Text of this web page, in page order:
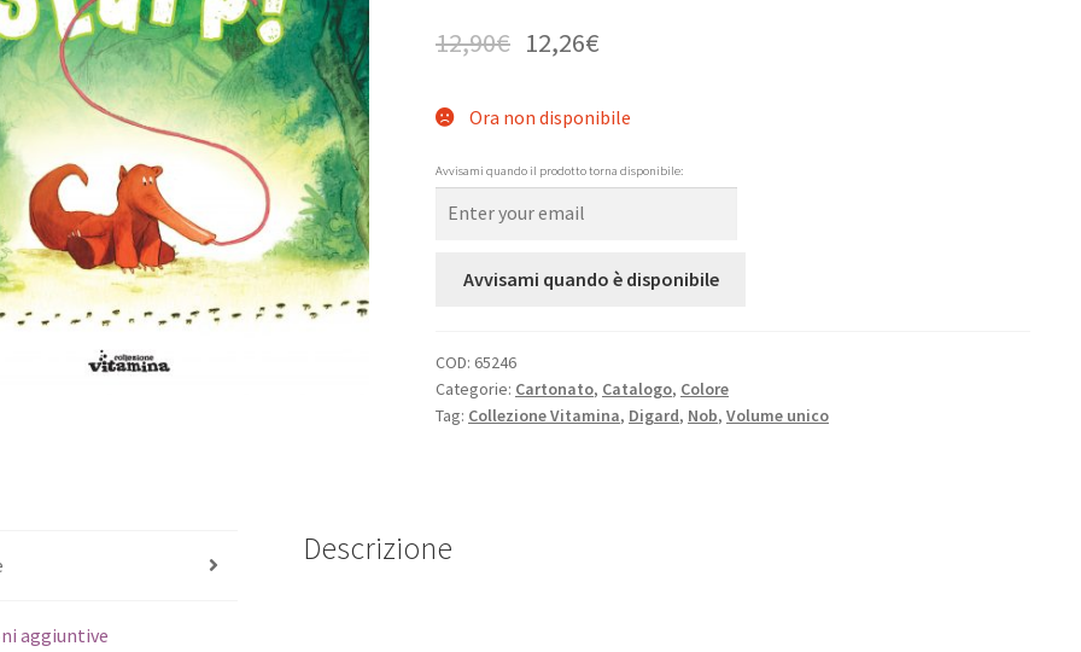
12,90€ 12,26€
Ora non disponibile
Avvisami quando il prodotto torna disponibile:
Avvisami quando è disponibile
COD: 65246
Categorie: Cartonato, Catalogo, Colore
Tag: Collezione Vitamina, Digard, Nob, Volume unico
aggiuntive
Descrizione